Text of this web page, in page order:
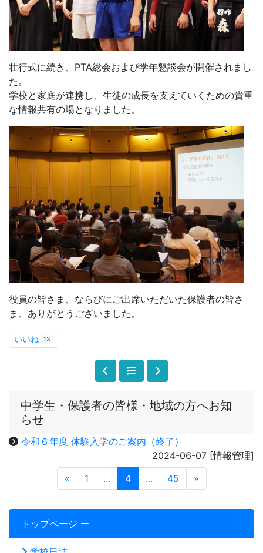
トップページ
公共交通機関運休等の際の登校について
学校紹介
進路状況（卒業生）
部活動
お知らせ・ご案内
役員の皆さま、ならびにご出席いただいた保護者の皆さ
ま、ありがとうございました。
いいね 13
中学生・保護者の皆様・地域の方へお知
らせ
令和６年度 体験入学のご案内（終了）
2024-06-07[情報管理]
«
1 ... 4 ... 45 »